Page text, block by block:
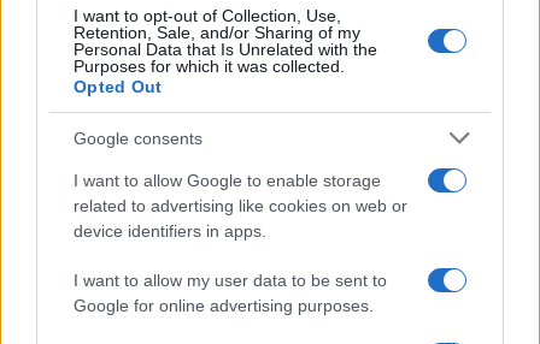
I want to opt-out of Collection, Use,
Retention, Sale, and/or Sharing of my
Personal Data that Is Unrelated with the
Purposes for which it was collected.
Opted Out
Google consents
I want to allow Google to enable storage
related to advertising like cookies on web or
device identifiers in apps.
I want to allow my user data to be sent to
Google for online advertising purposes.
Frasi celebri
Frasi da condividere
Poesie
FILM
Frasi dei film
Frasi film più lette
Incipit dei film